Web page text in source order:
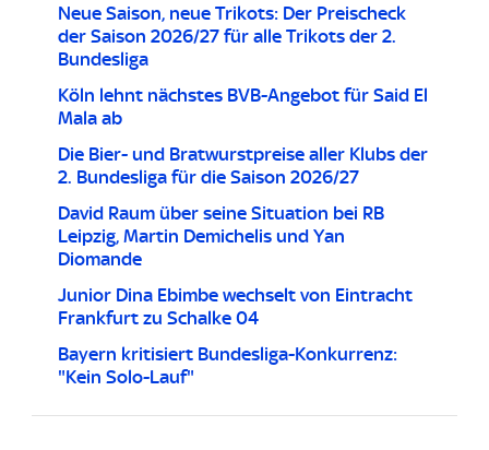
Neue Saison, neue Trikots: Der Preischeck
der Saison 2026/27 für alle Trikots der 2.
Bundesliga
Köln lehnt nächstes BVB-Angebot für Said El
Mala ab
Die Bier- und Bratwurstpreise aller Klubs der
2. Bundesliga für die Saison 2026/27
David Raum über seine Situation bei RB
Leipzig, Martin Demichelis und Yan
Diomande
Junior Dina Ebimbe wechselt von Eintracht
Frankfurt zu Schalke 04
Bayern kritisiert Bundesliga-Konkurrenz:
"Kein Solo-Lauf"